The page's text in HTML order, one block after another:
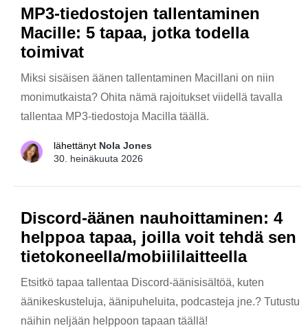
MP3-tiedostojen tallentaminen
Macille: 5 tapaa, jotka todella
toimivat
Miksi sisäisen äänen tallentaminen Macillani on niin
monimutkaista? Ohita nämä rajoitukset viidellä tavalla
tallentaa MP3-tiedostoja Macilla täällä.
lähettänyt Nola Jones
30. heinäkuuta 2026
Discord-äänen nauhoittaminen: 4
helppoa tapaa, joilla voit tehdä sen
tietokoneella/mobiililaitteella
Etsitkö tapaa tallentaa Discord-äänisisältöä, kuten
äänikeskusteluja, äänipuheluita, podcasteja jne.? Tutustu
näihin neljään helppoon tapaan täällä!